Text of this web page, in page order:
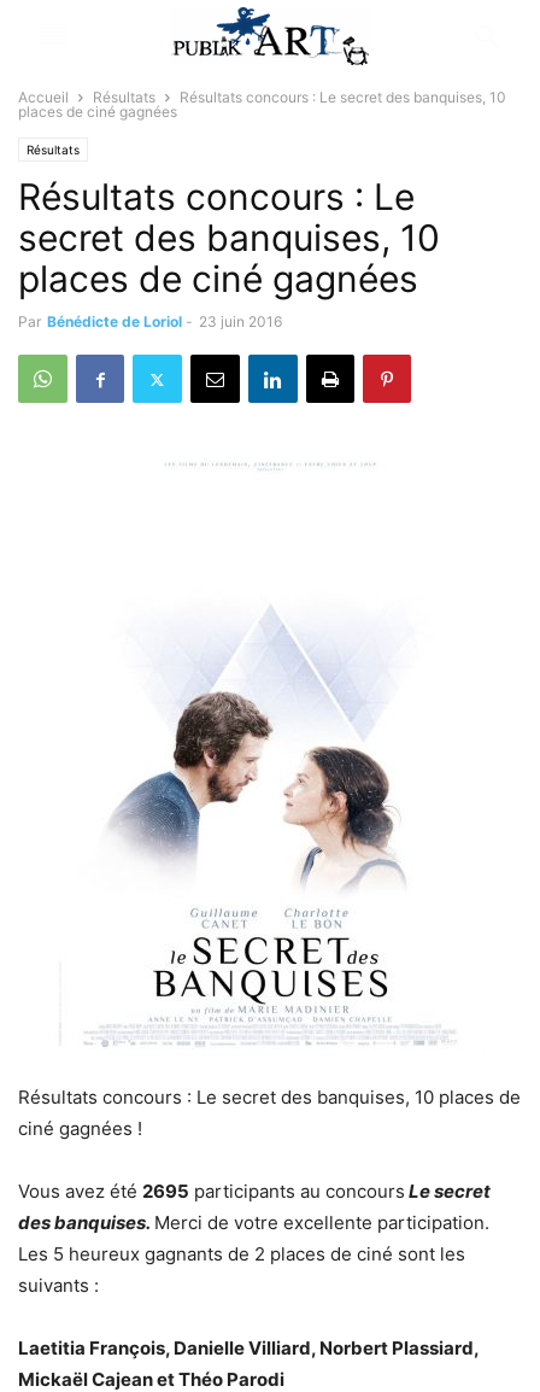
Accueil Résultats
Résultats concours : Le secret des banquises, 10
places de ciné gagnées
Résultats
Résultats concours : Le
secret des banquises, 10
places de ciné gagnées
Par Bénédicte de Loriol - 23 juin 2016
Résultats concours : Le secret des banquises, 10 places de
ciné gagnées !
Vous avez été 2695 participants au concours Le secret
des banquises. Merci de votre excellente participation.
Les 5 heureux gagnants de 2 places de ciné sont les
suivants :
Laetitia François, Danielle Villiard, Norbert Plassiard,
Mickaël Cajean et Théo Parodi